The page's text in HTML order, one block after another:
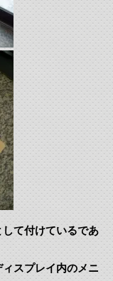
て付けているであ
スプレイ内のメニ